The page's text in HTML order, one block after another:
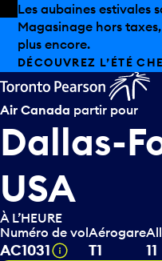
Skip to offers
Passer au contenu
Les aubaines estivales
Magasinage hors
plus encore.
DÉCOUVREZ L’ÉTÉ
Air Canada partir pour
Dallas-
USA
À L’HEURE
Numéro de vol
AC1031 Infobulle
Aérogare
T1 11